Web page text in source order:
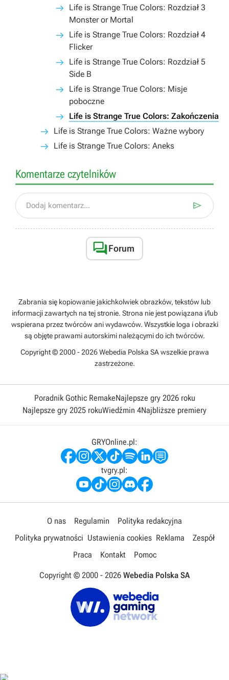
Life is Strange True Colors: Rozdział 3
Monster or Mortal
Life is Strange True Colors: Rozdział 4
Flicker
Life is Strange True Colors: Rozdział 5
Side B
Life is Strange True Colors: Misje
poboczne
Life is Strange True Colors: Zakończenia
Life is Strange True Colors: Ważne wybory
Life is Strange True Colors: Aneks
Komentarze czytelników
Dodaj komentarz... 
Forum
Zabrania się kopiowanie jakichkolwiek obrazków, tekstów lub
informacji zawartych na tej stronie. Strona nie jest powiązana i/lub
wspierana przez twórców ani wydawców. Wszystkie loga i obrazki
są objęte prawami autorskimi należącymi do ich twórców.
Copyright © 2000 - 2026 Webedia Polska SA wszelkie prawa
zastrzeżone.
Poradnik Gothic RemakeNajlepsze gry 2026 roku
Najlepsze gry 2025 rokuWiedźmin 4Najbliższe premiery
GRYOnline.pl:
tvgry.pl:
O nas Regulamin
Polityka redakcyjna
Polityka prywatności Ustawienia cookies Reklama
Zespół
Praca
Kontakt Pomoc
Copyright © 2000 - 2026 Webedia Polska SA